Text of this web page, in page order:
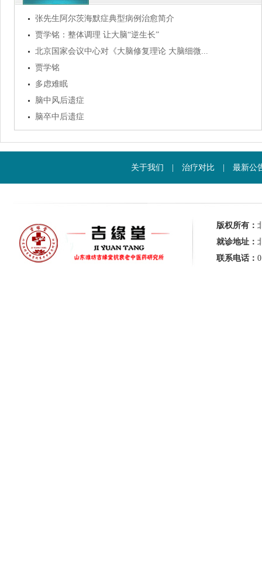
张先生阿尔茨海默症典型病例治愈简介
贾学铭：整体调理 让大脑“逆生长”
北京国家会议中心对《大脑修复理论 大脑细微...
贾学铭
多虑难眠
脑中风后遗症
脑卒中后遗症
关于我们 治疗对比 最新公
版权所有：
就诊地址：
联系电话：